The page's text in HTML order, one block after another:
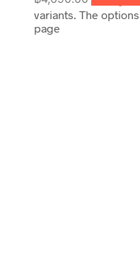
variants. The
page